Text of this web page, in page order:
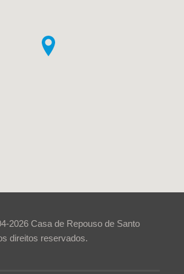
2026 Casa de Repouso de Santo
direitos reservados.